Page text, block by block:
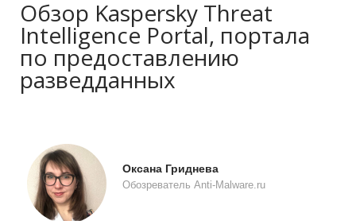
Обзор Kaspersky Threat
Intelligence Portal, портала
по предоставлению
разведданных
Оксана Гриднева
Обозреватель Anti-Malware.ru